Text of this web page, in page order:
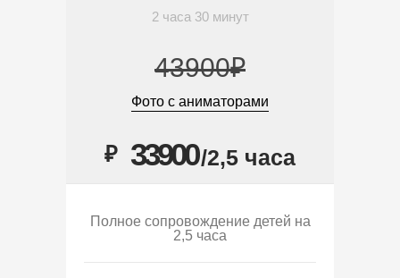
2 часа 30 минут
43900₽
Фото с аниматорами
₽ 33900/2,5 часа
Полное сопровождение детей на
2,5 часа